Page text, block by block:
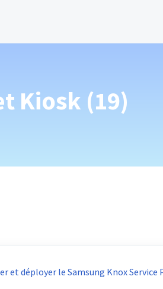
Kiosk (19)
et déployer le Samsung Knox Service